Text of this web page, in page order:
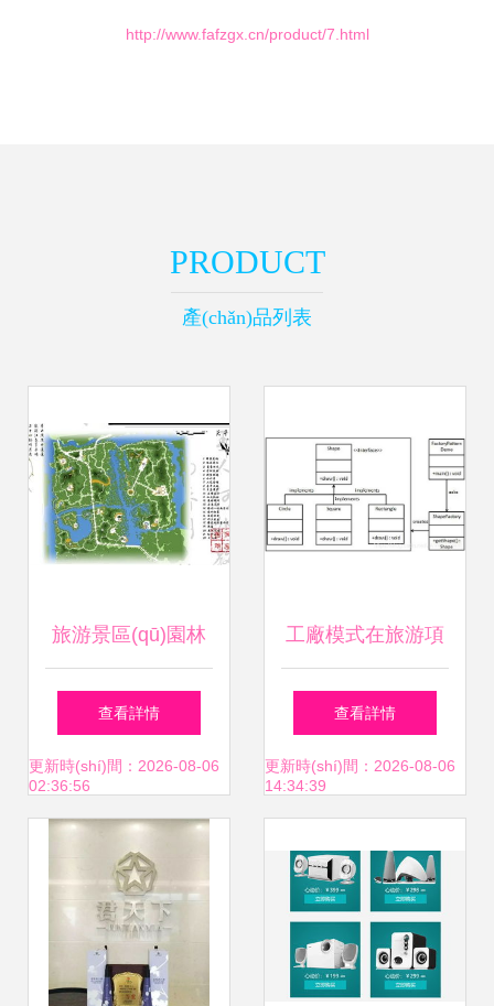
http://www.fafzgx.cn/product/7.html
PRODUCT
產(chǎn)品列表
旅游景區(qū)園林
景觀設(shè)計(jì)方
案項(xiàng)目資料
下載與旅游項
(xiàng)目策劃全攻
略
查看詳情
更新時(shí)間：2026-08-06
02:36:56
工廠模式在旅游項
(xiàng)目策劃中的
創(chuàng)新應
查看詳情
更新時(shí)間：2026-08-06
14:34:39